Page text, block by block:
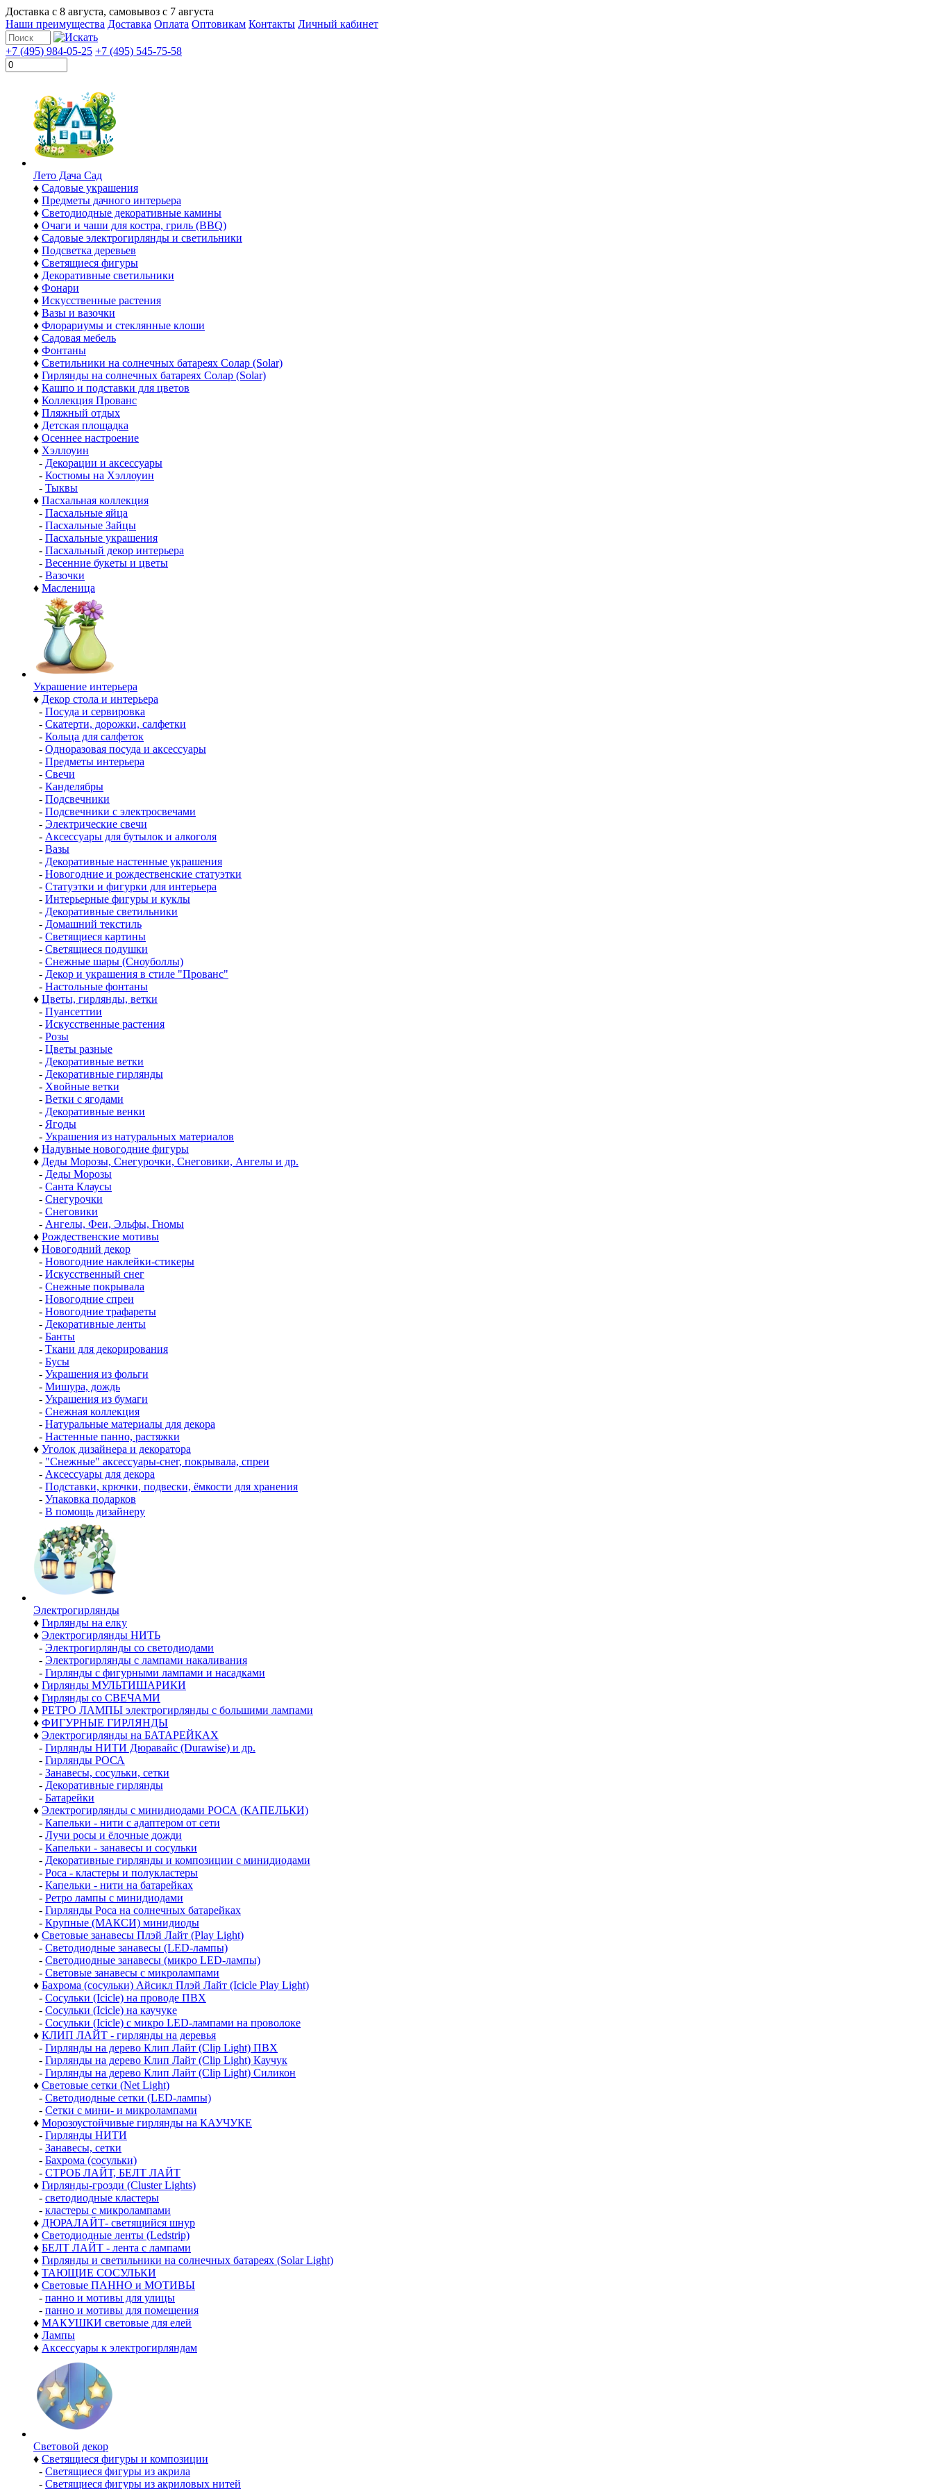
Доставка с 8 августа, самовывоз с 7 августа
Наши преимущества Доставка Оплата Оптовикам Контакты Личный кабинет
+7 (495) 984-05-25 +7 (495) 545-75-58
Лето Дача Сад
♦ Садовые украшения
♦ Предметы дачного интерьера
♦ Светодиодные декоративные камины
♦ Очаги и чаши для костра, гриль (BBQ)
♦ Садовые электрогирлянды и светильники
♦ Подсветка деревьев
♦ Светящиеся фигуры
♦ Декоративные светильники
♦ Фонари
♦ Искусственные растения
♦ Вазы и вазочки
♦ Флорариумы и стеклянные клоши
♦ Садовая мебель
♦ Фонтаны
♦ Светильники на солнечных батареях Солар (Solar)
♦ Гирлянды на солнечных батареях Солар (Solar)
♦ Кашпо и подставки для цветов
♦ Коллекция Прованс
♦ Пляжный отдых
♦ Детская площадка
♦ Осеннее настроение
♦ Хэллоуин
- Декорации и аксессуары
- Костюмы на Хэллоуин
- Тыквы
♦ Пасхальная коллекция
- Пасхальные яйца
- Пасхальные Зайцы
- Пасхальные украшения
- Пасхальный декор интерьера
- Весенние букеты и цветы
- Вазочки
♦ Масленица
Украшение интерьера
♦ Декор стола и интерьера
- Посуда и сервировка
- Скатерти, дорожки, салфетки
- Кольца для салфеток
- Одноразовая посуда и аксессуары
- Предметы интерьера
- Свечи
- Канделябры
- Подсвечники
- Подсвечники с электросвечами
- Электрические свечи
- Аксессуары для бутылок и алкоголя
- Вазы
- Декоративные настенные украшения
- Новогодние и рождественские статуэтки
- Статуэтки и фигурки для интерьера
- Интерьерные фигуры и куклы
- Декоративные светильники
- Домашний текстиль
- Светящиеся картины
- Светящиеся подушки
- Снежные шары (Сноуболлы)
- Декор и украшения в стиле "Прованс"
- Настольные фонтаны
♦ Цветы, гирлянды, ветки
- Пуансеттии
- Искусственные растения
- Розы
- Цветы разные
- Декоративные ветки
- Декоративные гирлянды
- Хвойные ветки
- Ветки с ягодами
- Декоративные венки
- Ягоды
- Украшения из натуральных материалов
♦ Надувные новогодние фигуры
♦ Деды Морозы, Снегурочки, Снеговики, Ангелы и др.
- Деды Морозы
- Санта Клаусы
- Снегурочки
- Снеговики
- Ангелы, Феи, Эльфы, Гномы
♦ Рождественские мотивы
♦ Новогодний декор
- Новогодние наклейки-стикеры
- Искусственный снег
- Снежные покрывала
- Новогодние спреи
- Новогодние трафареты
- Декоративные ленты
- Банты
- Ткани для декорирования
- Бусы
- Украшения из фольги
- Мишура, дождь
- Украшения из бумаги
- Снежная коллекция
- Натуральные материалы для декора
- Настенные панно, растяжки
♦ Уголок дизайнера и декоратора
- "Снежные" аксессуары-снег, покрывала, спреи
- Аксессуары для декора
- Подставки, крючки, подвески, ёмкости для хранения
- Упаковка подарков
- В помощь дизайнеру
Электро­гирлянды
♦ Гирлянды на елку
♦ Электрогирлянды НИТЬ
- Электрогирлянды со светодиодами
- Электрогирлянды с лампами накаливания
- Гирлянды с фигурными лампами и насадками
♦ Гирлянды МУЛЬТИШАРИКИ
♦ Гирлянды со СВЕЧАМИ
♦ РЕТРО ЛАМПЫ электрогирлянды с большими лампами
♦ ФИГУРНЫЕ ГИРЛЯНДЫ
♦ Электрогирлянды на БАТАРЕЙКАХ
- Гирлянды НИТИ Дюравайс (Durawise) и др.
- Гирлянды РОСА
- Занавесы, сосульки, сетки
- Декоративные гирлянды
- Батарейки
♦ Электрогирлянды с минидиодами РОСА (КАПЕЛЬКИ)
- Капельки - нити с адаптером от сети
- Лучи росы и ёлочные дожди
- Капельки - занавесы и сосульки
- Декоративные гирлянды и композиции с минидиодами
- Роса - кластеры и полукластеры
- Капельки - нити на батарейках
- Ретро лампы с минидиодами
- Гирлянды Роса на солнечных батарейках
- Крупные (МАКСИ) минидиоды
♦ Световые занавесы Плэй Лайт (Play Light)
- Светодиодные занавесы (LED-лампы)
- Светодиодные занавесы (микро LED-лампы)
- Световые занавесы с микролампами
♦ Бахрома (сосульки) Айсикл Плэй Лайт (Icicle Play Light)
- Сосульки (Icicle) на проводе ПВХ
- Сосульки (Icicle) на каучуке
- Сосульки (Icicle) с микро LED-лампами на проволоке
♦ КЛИП ЛАЙТ - гирлянды на деревья
- Гирлянды на дерево Клип Лайт (Clip Light) ПВХ
- Гирлянды на дерево Клип Лайт (Clip Light) Каучук
- Гирлянды на дерево Клип Лайт (Clip Light) Силикон
♦ Световые сетки (Net Light)
- Светодиодные сетки (LED-лампы)
- Сетки с мини- и микролампами
♦ Морозоустойчивые гирлянды на КАУЧУКЕ
- Гирлянды НИТИ
- Занавесы, сетки
- Бахрома (сосульки)
- СТРОБ ЛАЙТ, БЕЛТ ЛАЙТ
♦ Гирлянды-грозди (Cluster Lights)
- светодиодные кластеры
- кластеры с микролампами
♦ ДЮРАЛАЙТ- светящийся шнур
♦ Светодиодные ленты (Ledstrip)
♦ БЕЛТ ЛАЙТ - лента с лампами
♦ Гирлянды и светильники на солнечных батареях (Solar Light)
♦ ТАЮЩИЕ СОСУЛЬКИ
♦ Световые ПАННО и МОТИВЫ
- панно и мотивы для улицы
- панно и мотивы для помещения
♦ МАКУШКИ световые для елей
♦ Лампы
♦ Аксессуары к электрогирляндам
Световой декор
♦ Светящиеся фигуры и композиции
- Светящиеся фигуры из акрила
- Светящиеся фигуры из акриловых нитей